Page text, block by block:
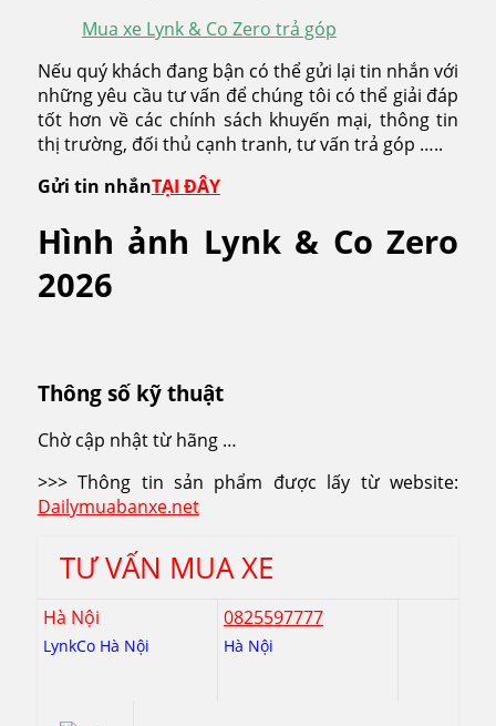
Mua xe Lynk & Co Zero trả góp
Nếu quý khách đang bận có thể gửi lại tin nhắn với
những yêu cầu tư vấn để chúng tôi có thể giải đáp
tốt hơn về các chính sách khuyến mại, thông tin
thị trường, đối thủ cạnh tranh, tư vấn trả góp …..
Gửi tin nhắnTẠI ĐÂY
Hình ảnh Lynk & Co Zero
2026
Thông số kỹ thuật
Chờ cập nhật từ hãng …
>>> Thông tin sản phẩm được lấy từ website:
Dailymuabanxe.net
TƯ VẤN MUA XE
Hà Nội
LynkCo Hà Nội
0825597777
Hà Nội